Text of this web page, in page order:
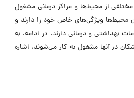
مختلفی از محیط‌ها و مراکز درمانی مشغول
محیط‌ها ویژگی‌های خاص خود را دارند و
بهداشتی و درمانی دارند. در ادامه، به
در آنها مشغول به کار می‌شوند، اشاره